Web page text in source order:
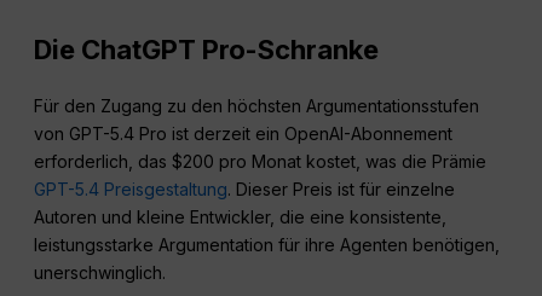
Die ChatGPT Pro-Schranke
Für den Zugang zu den höchsten Argumentationsstufen
von GPT-5.4 Pro ist derzeit ein OpenAI-Abonnement
erforderlich, das $200 pro Monat kostet, was die Prämie
GPT-5.4 Preisgestaltung. Dieser Preis ist für einzelne
Autoren und kleine Entwickler, die eine konsistente,
leistungsstarke Argumentation für ihre Agenten benötigen,
unerschwinglich.